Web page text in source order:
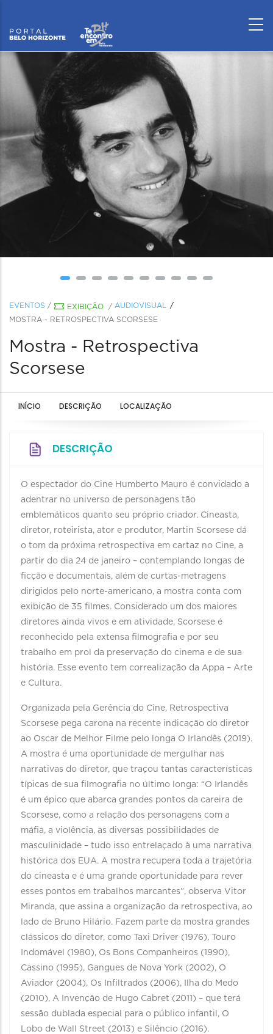
EVENTOS / EXIBIÇÃO / AUDIOVISUAL
MOSTRA - RETROSPECTIVA SCORSESE
Mostra - Retrospectiva
Scorsese
INÍCIO DESCRIÇÃO LOCALIZAÇÃO
DESCRIÇÃO
O espectador do Cine Humberto Mauro é convidado a
adentrar no universo de personagens tão
emblemáticos quanto seu próprio criador. Cineasta,
diretor, roteirista, ator e produtor, Martin Scorsese dá
o tom da próxima retrospectiva em cartaz no Cine, a
partir do dia 24 de janeiro – contemplando longas de
ficção e documentais, além de curtas-metragens
dirigidos pelo norte-americano, a mostra conta com
exibição de 35 filmes. Considerado um dos maiores
diretores ainda vivos e em atividade, Scorsese é
reconhecido pela extensa filmografia e por seu
trabalho em prol da preservação do cinema e de sua
história. Esse evento tem correalização da Appa – Arte
e Cultura.
Organizada pela Gerência do Cine, Retrospectiva
Scorsese pega carona na recente indicação do diretor
ao Oscar de Melhor Filme pelo longa O Irlandês (2019).
A mostra é uma oportunidade de mergulhar nas
narrativas do diretor, que traçou tantas características
típicas de sua filmografia no último longa: “O Irlandês
é um épico que abarca grandes pontos da careira de
Scorsese, como a relação dos personagens com a
máfia, a violência, as diversas possibilidades de
masculinidade – tudo isso entrelaçado à uma narrativa
histórica dos EUA. A mostra recupera toda a trajetória
do cineasta e é uma grande oportunidade para rever
esses pontos em trabalhos marcantes”, observa Vitor
Miranda, que assina a organização da retrospectiva, ao
lado de Bruno Hilário. Fazem parte da mostra grandes
clássicos do diretor, como Taxi Driver (1976), Touro
Indomável (1980), Os Bons Companheiros (1990),
Cassino (1995), Gangues de Nova York (2002), O
Aviador (2004), Os Infiltrados (2006), Ilha do Medo
(2010), A Invenção de Hugo Cabret (2011) – que terá
sessão dublada especial para o público infantil, O
Lobo de Wall Street (2013) e Silêncio (2016).